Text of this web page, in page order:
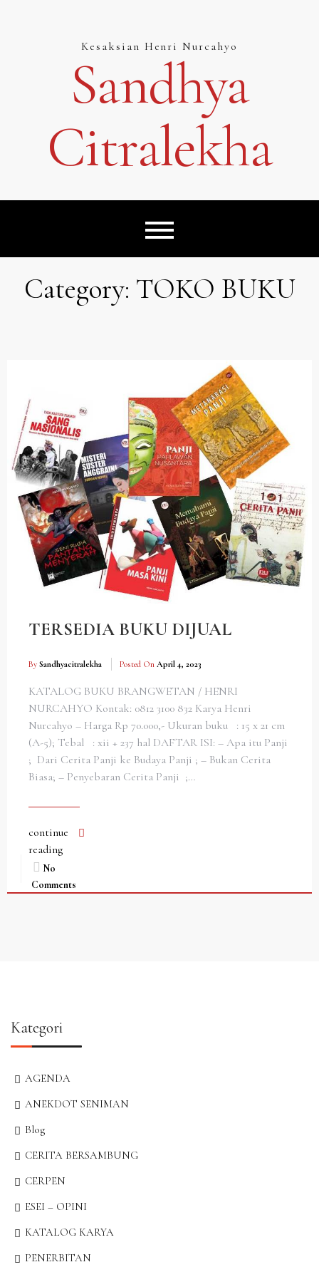
Kesaksian Henri Nurcahyo
Sandhya
Citralekha
Category: TOKO BUKU
TERSEDIA BUKU DIJUAL
By Sandhyacitralekha Posted On April 4, 2023
KATALOG BUKU BRANGWETAN / HENRI
NURCAHYO Kontak: 0812 3100 832 Karya Henri
Nurcahyo – Harga Rp 70.000,- Ukuran buku : 15 x 21 cm
(A-5); Tebal : xii + 237 hal DAFTAR ISI: – Apa itu Panji
; Dari Cerita Panji ke Budaya Panji ; – Bukan Cerita
Biasa; – Penyebaran Cerita Panji ;…
continue
reading
No
Comments
Kategori
AGENDA
ANEKDOT SENIMAN
Blog
CERITA BERSAMBUNG
CERPEN
ESEI – OPINI
KATALOG KARYA
PENERBITAN